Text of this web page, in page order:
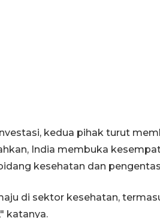
kedua pihak turut
India membuka
kesehatan dan
di sektor kesehatan,
katanya.